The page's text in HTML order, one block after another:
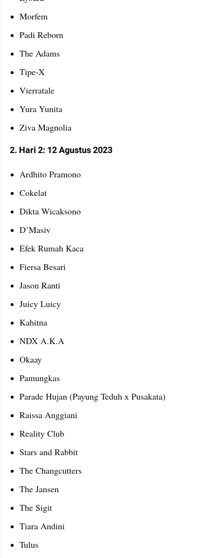
Morfem
Padi Reborn
The Adams
Tipe-X
Vierratale
Yura Yunita
Ziva Magnolia
2. Hari 2: 12 Agustus 2023
Ardhito Pramono
Cokelat
Dikta Wicaksono
D’Masiv
Efek Rumah Kaca
Fiersa Besari
Jason Ranti
Juicy Luicy
Kahitna
NDX A.K.A
Okaay
Pamungkas
Parade Hujan (Payung Teduh x Pusakata)
Raissa Anggiani
Reality Club
Stars and Rabbit
The Changcutters
The Jansen
The Sigit
Tiara Andini
Tulus